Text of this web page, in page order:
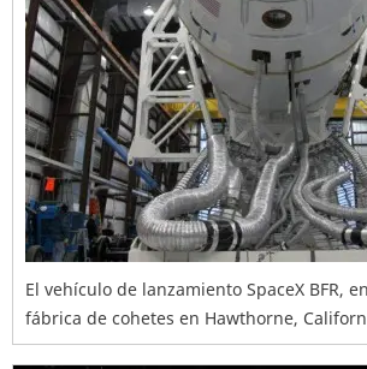
El vehículo de lanzamiento SpaceX BFR,
fábrica de cohetes en Hawthorne,